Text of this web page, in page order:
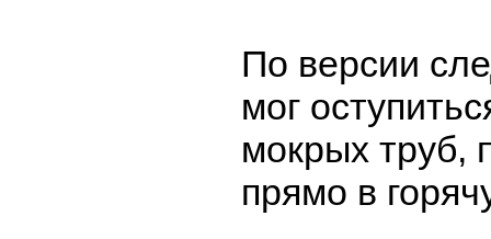
По версии
мог
мокрых труб,
прямо в